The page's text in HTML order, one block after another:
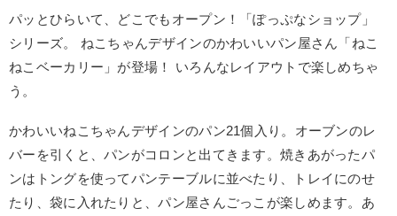
パッとひらいて、どこでもオープン！「ぽっぷなショップ」
シリーズ。 ねこちゃんデザインのかわいいパン屋さん「ねこ
ねこベーカリー」が登場！ いろんなレイアウトで楽しめちゃ
う。
かわいいねこちゃんデザインのパン21個入り。オーブンのレ
バーを引くと、パンがコロンと出てきます。焼きあがったパ
ンはトングを使ってパンテーブルに並べたり、トレイにのせ
たり、袋に入れたりと、パン屋さんごっこが楽しめます。あ